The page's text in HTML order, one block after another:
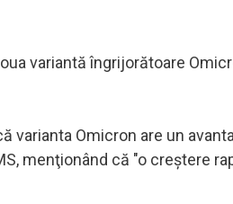
variantă îngrijorătoare
varianta Omicron are un
menţionând că "o creştere